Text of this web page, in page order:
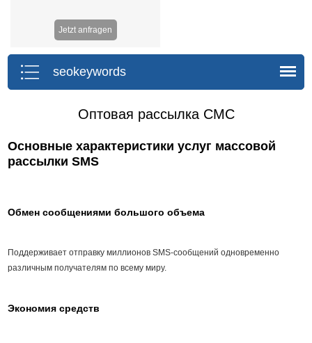
Jetzt anfragen
seokeywords
Оптовая рассылка СМС
Основные характеристики услуг массовой
рассылки SMS
Обмен сообщениями большого объема
Поддерживает отправку миллионов SMS-сообщений одновременно
различным получателям по всему миру.
Экономия средств